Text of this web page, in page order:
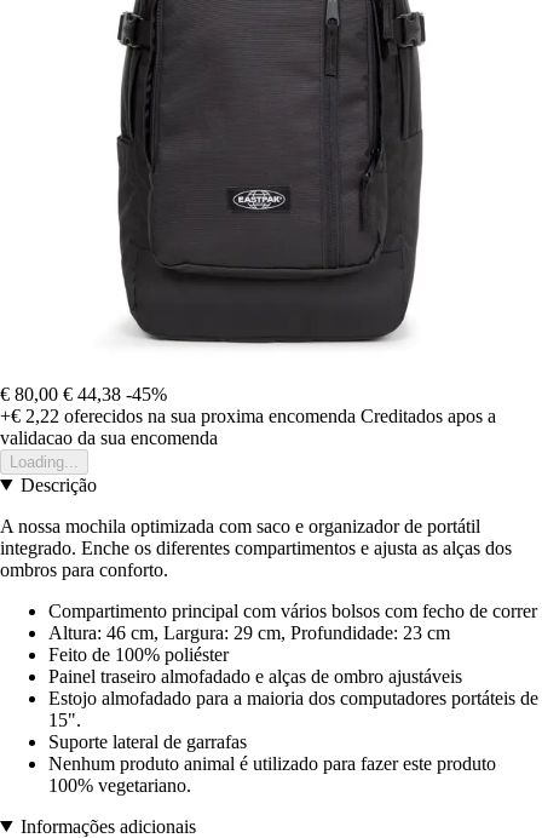
€ 80,00 € 44,38 -45%
+€ 2,22 oferecidos na sua proxima encomenda Creditados apos a
validacao da sua encomenda
Loading...
Descrição
A nossa mochila optimizada com saco e organizador de portátil
integrado. Enche os diferentes compartimentos e ajusta as alças dos
ombros para conforto.
Compartimento principal com vários bolsos com fecho de correr
Altura: 46 cm, Largura: 29 cm, Profundidade: 23 cm
Feito de 100% poliéster
Painel traseiro almofadado e alças de ombro ajustáveis
Estojo almofadado para a maioria dos computadores portáteis de
15".
Suporte lateral de garrafas
Nenhum produto animal é utilizado para fazer este produto
100% vegetariano.
Informações adicionais